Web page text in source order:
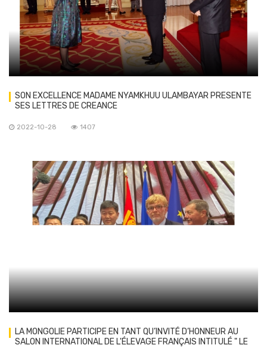
SON EXCELLENCE MADAME NYAMKHUU ULAMBAYAR PRESENTE
SES LETTRES DE CREANCE
2022-10-28 1407
LA MONGOLIE PARTICIPE EN TANT QU’INVITÉ D’HONNEUR AU
SALON INTERNATIONAL DE L'ÉLEVAGE FRANÇAIS INTITULÉ " LE